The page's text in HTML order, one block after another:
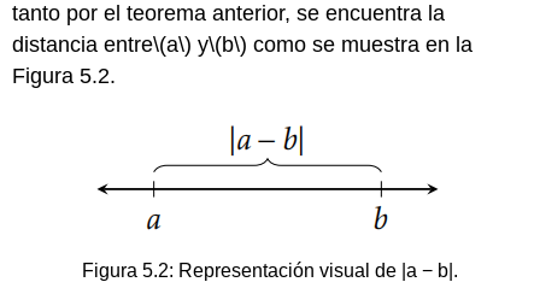
tanto por el teorema anterior, se encuentra la
distancia entre\(a\) y\(b\) como se muestra en la
Figura 5.2.
Figura 5.2: Representación visual de |a − b|.